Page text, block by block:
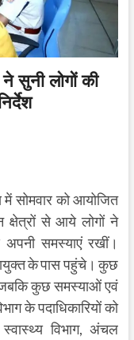
सुनी लोगों की
में सोमवार को आयोजित
क्षेत्रों से आये लोगों ने
अपनी समस्याएं रखीं।
के पास पहुंचे। कुछ
कुछ समस्याओं एवं
के पदाधिकारियों को
विभाग, अंचल